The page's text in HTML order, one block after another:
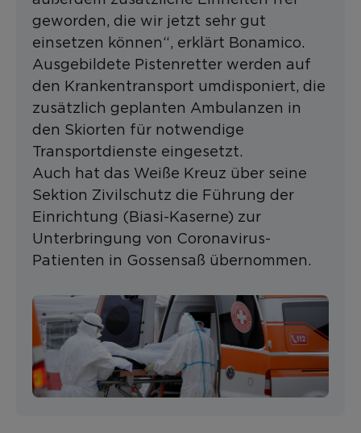
geworden, die wir jetzt sehr gut
einsetzen können“, erklärt Bonamico.
Ausgebildete Pistenretter werden auf
den Krankentransport umdisponiert, die
zusätzlich geplanten Ambulanzen in
den Skiorten für notwendige
Transportdienste eingesetzt.
Auch hat das Weiße Kreuz über seine
Sektion Zivilschutz die Führung der
Einrichtung (Biasi-Kaserne) zur
Unterbringung von Coronavirus-
Patienten in Gossensaß übernommen.